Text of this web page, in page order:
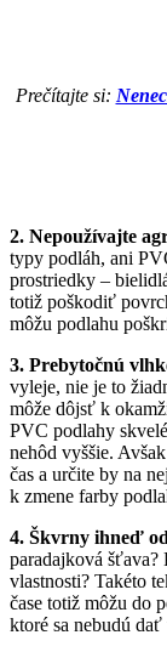
Prečítajte si:
2. Nepoužívajte
typy podláh, ani
prostriedky –
totiž poškodiť
môžu podlahu
3. Prebytočnú
vyleje, nie je to
môže dôjsť k
PVC podlahy
nehôd vyššie.
čas a určite by na
k zmene farby
4. Škvrny ihneď
paradajková šťava?
vlastnosti? Takéto
čase totiž môžu do
ktoré sa nebudú